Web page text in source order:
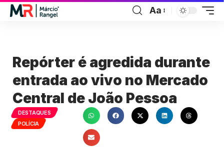
Aa
Repórter é agredida durante
entrada ao vivo no Mercado
Central de João Pessoa
DESTAQUES
POLÍCIA